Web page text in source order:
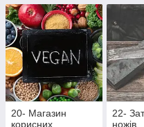
20- Магазин
корисних
22-
ножів